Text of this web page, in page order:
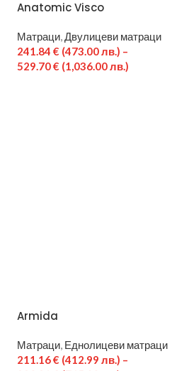
Anatomic Visco
Матраци,Двулицеви матраци
241.84 € (473.00 лв.) –
529.70€ (1,036.00 лв.)
Armida
Матраци, Еднолицеви матраци
211.16€ (412.99 лв.) –